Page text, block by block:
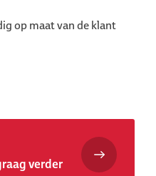
op maat van de klant
verder